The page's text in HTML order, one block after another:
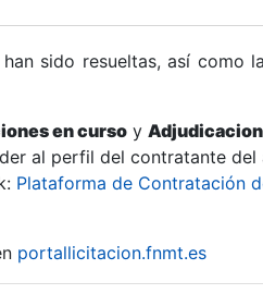
sido resueltas, así como
en curso y
al perfil del contratante del
Plataforma de Contratación
portallicitacion.fnmt.es